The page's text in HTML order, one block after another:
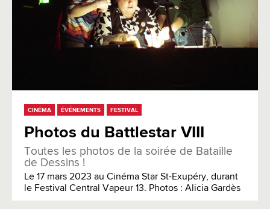
CINÉMA ÉVÉNEMENTS FESTIVAL
Photos du Battlestar VIII
Toutes les photos de la soirée de Bataille
de Dessins !
Le 17 mars 2023 au Cinéma Star St-Exupéry, durant
le Festival Central Vapeur 13. Photos : Alicia Gardès